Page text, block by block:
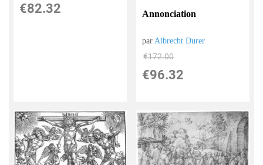
€82.32 Annonciation
par Albrecht Durer
€172.00
€96.32